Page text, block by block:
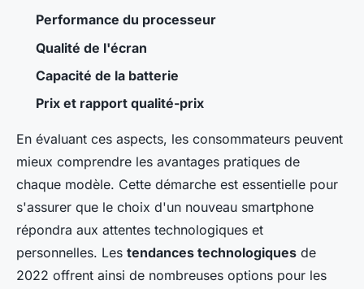
Performance du processeur
Qualité de l'écran
Capacité de la batterie
Prix et rapport qualité-prix
En évaluant ces aspects, les consommateurs peuvent
mieux comprendre les avantages pratiques de
chaque modèle. Cette démarche est essentielle pour
s'assurer que le choix d'un nouveau smartphone
répondra aux attentes technologiques et
personnelles. Les tendances technologiques de
2022 offrent ainsi de nombreuses options pour les